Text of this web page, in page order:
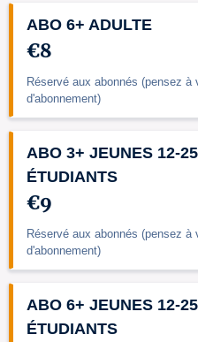
ABO 6+ ADULTE
€8
Réservé aux abonnés (pensez
d'abonnement)
ABO 3+ JEUNES 12-
ÉTUDIANTS
€9
Réservé aux abonnés (pensez
d'abonnement)
ABO 6+ JEUNES 12-
ÉTUDIANTS